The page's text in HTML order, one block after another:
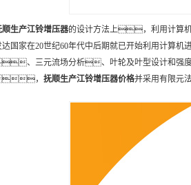
顺生产江铃增压器的设计方法上，利用计算
达国家在20世纪60年代中后期就已开始利用计算
、三元流场分析、叶轮及叶型设计和强
， 抚顺生产江铃增压器价格并采用有限元